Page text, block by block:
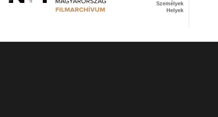
Személyek
Helyek